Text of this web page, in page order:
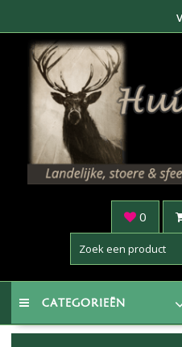
inhoud
0
CATEGORIEËN